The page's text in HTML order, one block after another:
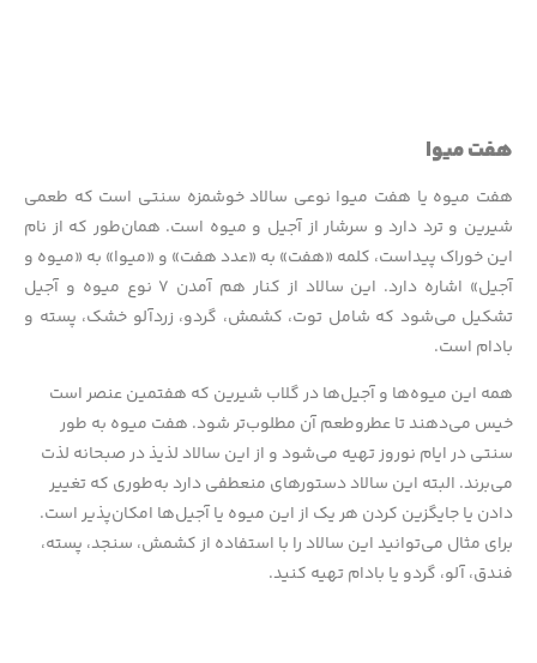
هفت میوا
هفت میوه یا هفت میوا نوعی سالاد خوشمزه سنتی است که طعمی
شیرین و ترد دارد و سرشار از آجیل و میوه است. همان‌طور که از نام
این خوراک پیداست، کلمه «هفت» به «عدد هفت» و «میوا» به «میوه و
آجیل» اشاره دارد. این سالاد از کنار هم آمدن ۷ نوع میوه و آجیل
تشکیل می‌شود که شامل توت، کشمش، گردو، زردآلو خشک، پسته و
بادام است.
همه این میوه‌ها و آجیل‌ها در گلاب شیرین که هفتمین عنصر است
خیس می‌دهند تا عطروطعم آن مطلوب‌تر شود. هفت میوه به طور
سنتی در ایام نوروز تهیه می‌شود و از این سالاد لذیذ در صبحانه لذت
می‌برند. البته این سالاد دستورهای منعطفی دارد به‌طوری که تغییر
دادن یا جایگزین کردن هر یک از این میوه یا آجیل‌ها امکان‌پذیر است.
برای مثال می‌توانید این سالاد را با استفاده از کشمش، سنجد، پسته،
فندق، آلو، گردو یا بادام تهیه کنید.